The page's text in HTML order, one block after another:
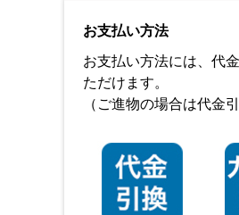
お支払い方法
お支払い方法には、代
ただけます。
（ご進物の場合は代金